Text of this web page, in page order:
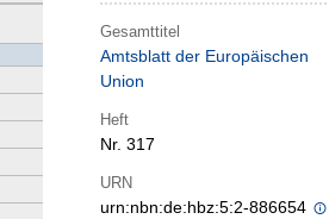
Gesamttitel
Amtsblatt der Europäischen
Union
Heft
Nr. 317
URN
urn:nbn:de:hbz:5:2-886654